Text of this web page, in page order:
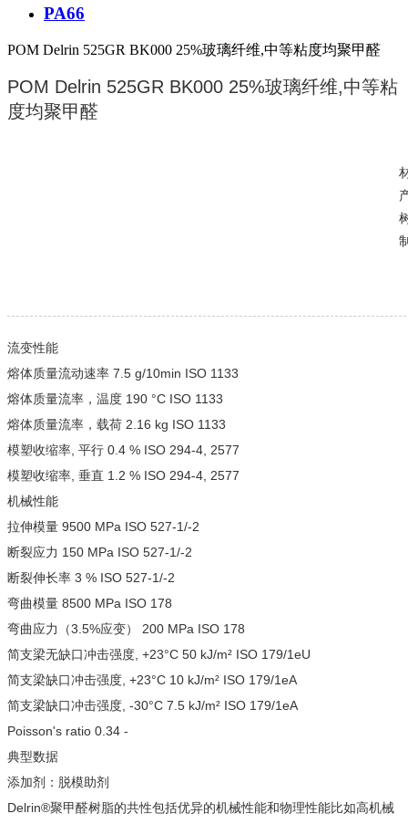
PA66
POM Delrin 525GR BK000 25%玻璃纤维,中等粘度均聚甲醛
POM Delrin 525GR BK000 25%玻璃纤维,中等粘
度均聚甲醛
流变性能
熔体质量流动速率 7.5 g/10min ISO 1133
熔体质量流率，温度 190 °C ISO 1133
熔体质量流率，载荷 2.16 kg ISO 1133
模塑收缩率, 平行 0.4 % ISO 294-4, 2577
模塑收缩率, 垂直 1.2 % ISO 294-4, 2577
机械性能
拉伸模量 9500 MPa ISO 527-1/-2
断裂应力 150 MPa ISO 527-1/-2
断裂伸长率 3 % ISO 527-1/-2
弯曲模量 8500 MPa ISO 178
弯曲应力（3.5%应变） 200 MPa ISO 178
简支梁无缺口冲击强度, +23°C 50 kJ/m² ISO 179/1eU
简支梁缺口冲击强度, +23°C 10 kJ/m² ISO 179/1eA
简支梁缺口冲击强度, -30°C 7.5 kJ/m² ISO 179/1eA
Poisson's ratio 0.34 -
典型数据
添加剂：脱模助剂
Delrin®聚甲醛树脂的共性包括优异的机械性能和物理性能比如高机械